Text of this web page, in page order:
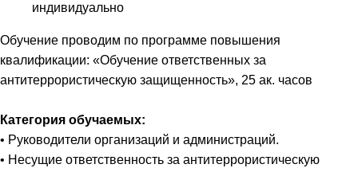
индивидуально
Обучение проводим по программе повышения
квалификации: «Обучение ответственных за
антитеррористическую защищенность», 25 ак. часов
Категория обучаемых:
• Руководители организаций и администраций.
• Несущие ответственность за антитеррористическую